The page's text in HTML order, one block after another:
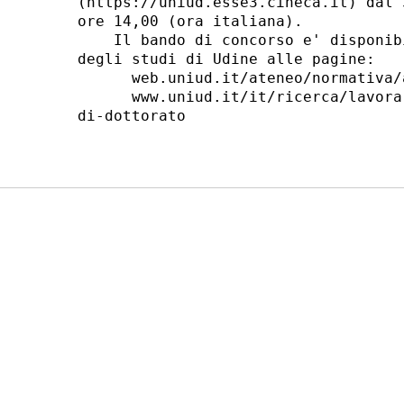
ore 14,00 (ora italiana).
Il bando di concorso e'
degli studi di Udine alle pagine:
web.uniud.it/ateneo/
www.uniud.it/it/ricerca/
di-dottorato